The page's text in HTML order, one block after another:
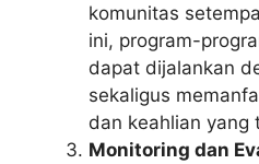
komunitas
ini, program-
dapat dijalankan
sekaligus
dan keahlian yang
Monitoring dan